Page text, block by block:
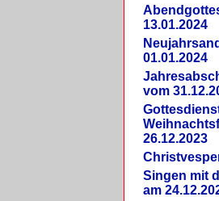
13.01.2024
01.01.2024
vom
26.12.2023
Singen mit
am